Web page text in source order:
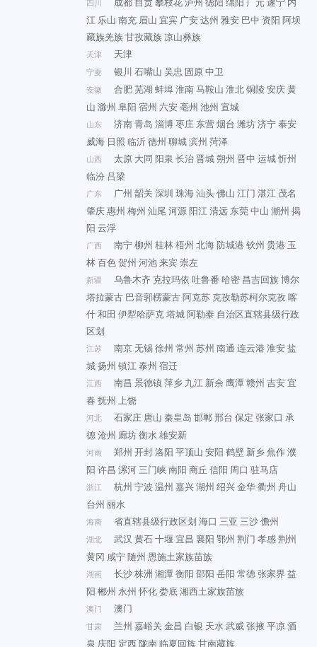
四川
江 乐山 南充 眉山 宜宾 广安达州 雅安 巴中 资阳 阿坝
藏族羌族甘孜藏族凉山彝族
天津 天津
宁夏 银川 石嘴山 吴忠 固原中卫
安徽 合肥芜湖 蚌埠淮南马鞍山 淮北铜陵 安庆黄
山 滁州 阜阳 宿州 六安亳州 池州 宣城
山东 济南青岛 淄博枣庄 东营烟台 潍坊济宁泰安
威海 日照 临沂德州 聊城滨州 菏泽
山西 太原 大同 阳泉 长治晋城朔州 晋中 运城忻州
临汾 吕梁
广东 广州 韶关 深圳 珠海汕头佛山 江门 湛江 茂名
肇庆惠州 梅州 汕尾 河源阳江清远 东莞中山 潮州 揭
阳 云浮
广西 南宁柳州 桂林梧州 北海防城港钦州 贵港 玉
林百色贺州 河池来宾崇左
新疆 乌鲁木齐 克拉玛依 吐鲁番 哈密 昌吉回族博尔
塔拉蒙古 巴音郭楞蒙古阿克苏 克孜勒苏柯尔克孜喀
什和田 伊犁哈萨克塔城阿勒泰 自治区直辖县级行政
区划
江苏 南京无锡徐州 常州 苏州 南通 连云港淮安盐
城扬州 镇江泰州 宿迁
江西 南昌 景德镇萍乡 九江 新余鹰潭赣州 吉安宜
春 抚州 上饶
河北 石家庄 唐山 秦皇岛 邯郸邢台 保定 张家口 承
德沧州 廊坊衡水雄安新
河南 郑州 开封洛阳 平顶山 安阳 鹤壁 新乡焦作濮
阳 许昌 漯河三门峡南阳 商丘 信阳 周口 驻马店
浙江 杭州 宁波 温州 嘉兴湖州 绍兴金华衢州 舟山
台州 丽水
海南 省直辖县级行政区划 海口 三亚 三沙儋州
湖北 武汉 黄石十堰 宜昌 襄阳 鄂州 荆门 孝感荆州
黄冈 咸宁随州 恩施土家族苗族
湖南 长沙株洲 湘潭衡阳 邵阳 岳阳 常德张家界 益
阳 郴州 永州 怀化娄底湘西土家族苗族
澳门 澳门
甘肃 兰州 嘉峪关 金昌 白银 天水武威张掖平凉酒
泉 庆阳 定西陇南临夏回族甘南藏族